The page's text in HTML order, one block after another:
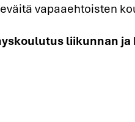
vapaaehtoisten
liikunnan